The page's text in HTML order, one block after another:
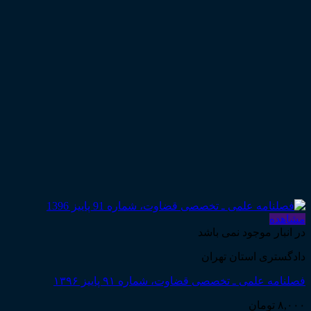
مشاهده
در انبار موجود نمی باشد
دادگستری استان تهران
فصلنامه علمی ـ تخصصی قضاوت، شماره ۹۱ پاییز ۱۳۹۶
۸,۰۰۰ تومان